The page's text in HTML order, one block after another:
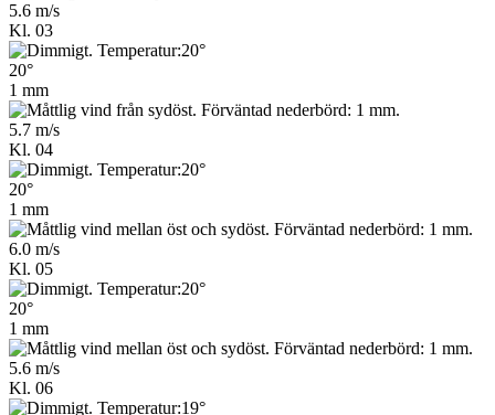
5.6 m/s
Kl. 03
20°
1 mm
5.7 m/s
Kl. 04
20°
1 mm
6.0 m/s
Kl. 05
20°
1 mm
5.6 m/s
Kl. 06